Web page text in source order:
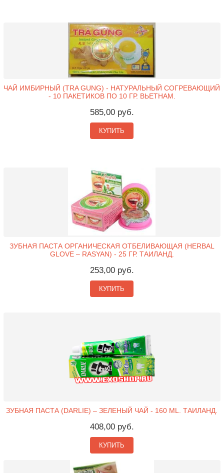
ЧАЙ ИМБИРНЫЙ (TRA GUNG) - НАТУРАЛЬНЫЙ СОГРЕВАЮЩИЙ
- 10 ПАКЕТИКОВ ПО 10 ГР. ВЬЕТНАМ.
585,00 руб.
КУПИТЬ
ЗУБНАЯ ПАСТА ОРГАНИЧЕСКАЯ ОТБЕЛИВАЮЩАЯ (HERBAL
GLOVE – RASYAN) - 25 ГР. ТАИЛАНД.
253,00 руб.
КУПИТЬ
ЗУБНАЯ ПАСТА (DARLIE) – ЗЕЛЕНЫЙ ЧАЙ - 160 ML. ТАИЛАНД.
408,00 руб.
КУПИТЬ